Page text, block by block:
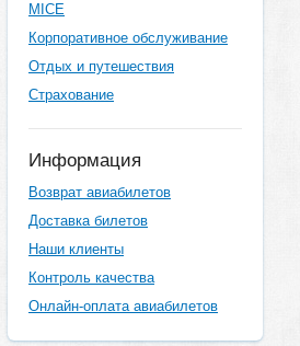
MICE
Корпоративное обслуживание
Отдых и путешествия
Страхование
Информация
Возврат авиабилетов
Доставка билетов
Наши клиенты
Контроль качества
Онлайн-оплата авиабилетов